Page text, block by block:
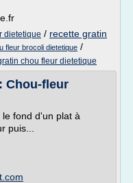
dietetique / recette gratin
fleur brocoli dietetique /
chou fleur dietetique
Chou-fleur
fond d'un plat à
puis...